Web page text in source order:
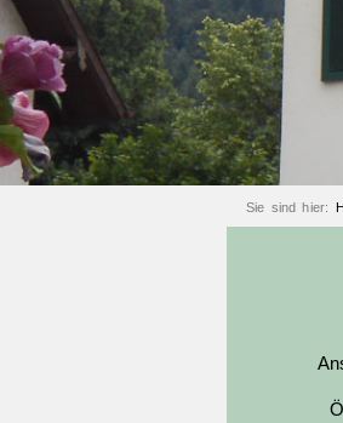
Sie sind hier: